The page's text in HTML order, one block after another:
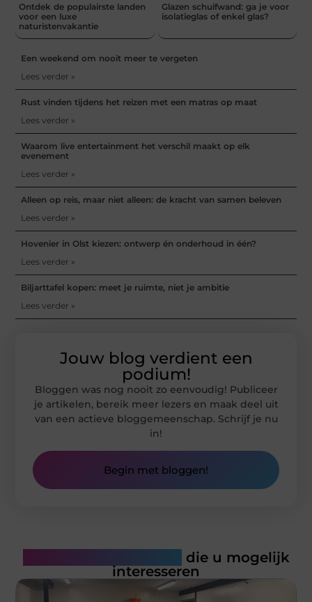
Ontdek de populairste landen
voor een luxe
naturistenvakantie
Glazen schuifwand: ga je voor
isolatieglas of enkel glas?
Een weekend om nooit meer te vergeten
Lees verder »
Rust vinden tijdens het reizen met een matras op maat
Lees verder »
Waarom live entertainment het verschil maakt op elk
evenement
Lees verder »
Alleen op reis, maar niet alleen: de kracht van samen beleven
Lees verder »
Hovenier in Olst kiezen: ontwerp én onderhoud in één?
Lees verder »
Biljarttafel kopen: meet je ruimte, niet je ambitie
Lees verder »
Jouw blog verdient een
podium!
Bloggen was nog nooit zo eenvoudig! Publiceer
je artikelen, bereik meer lezers en maak deel uit
van een actieve bloggemeenschap. Schrijf je nu
in!
Begin met bloggen!
die u mogelijk
interesseren